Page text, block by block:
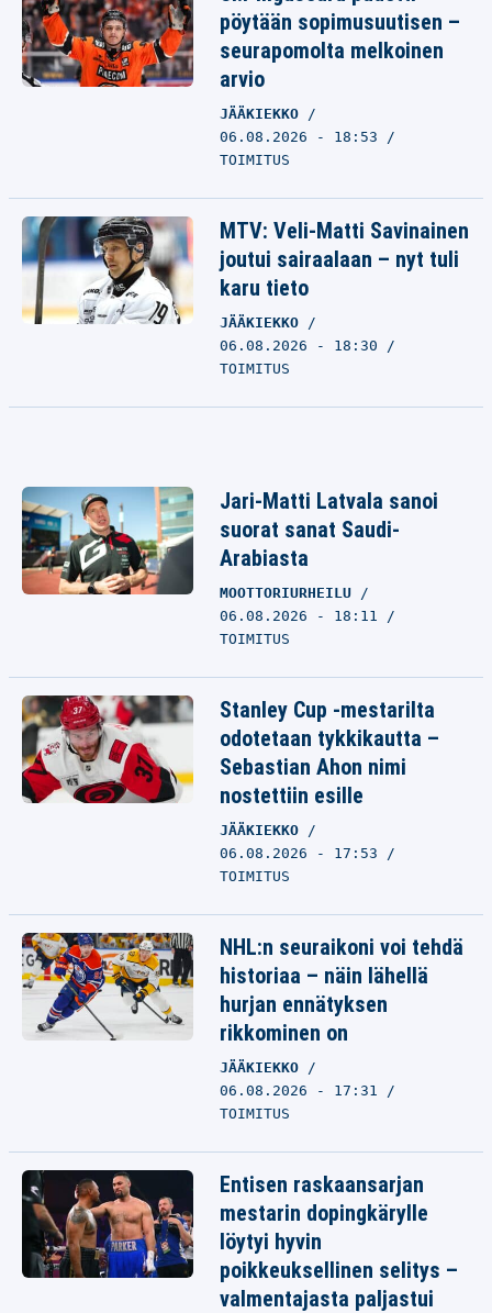
pöytään sopimusuutisen –
seurapomolta melkoinen
arvio
JÄÄKIEKKO
06.08.2026 - 18:53
TOIMITUS
MTV: Veli-Matti Savinainen
joutui sairaalaan – nyt tuli
karu tieto
JÄÄKIEKKO
06.08.2026 - 18:30
TOIMITUS
Jari-Matti Latvala sanoi
suorat sanat Saudi-
Arabiasta
MOOTTORIURHEILU
06.08.2026 - 18:11
TOIMITUS
Stanley Cup -mestarilta
odotetaan tykkikautta –
Sebastian Ahon nimi
nostettiin esille
JÄÄKIEKKO
06.08.2026 - 17:53
TOIMITUS
NHL:n seuraikoni voi tehdä
historiaa – näin lähellä
hurjan ennätyksen
rikkominen on
JÄÄKIEKKO
06.08.2026 - 17:31
TOIMITUS
Entisen raskaansarjan
mestarin dopingkärylle
löytyi hyvin
poikkeuksellinen selitys –
valmentajasta paljastui